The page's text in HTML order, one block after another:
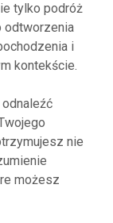
tylko podróż
odtworzenia
i
kontekście.
nie
możesz